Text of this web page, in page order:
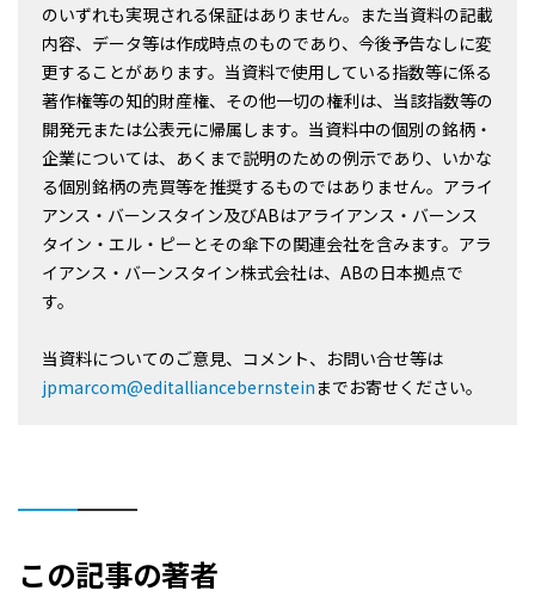
のいずれも実現される保証はありません。また当資料の記載
内容、データ等は作成時点のものであり、今後予告なしに変
更することがあります。当資料で使用している指数等に係る
著作権等の知的財産権、その他一切の権利は、当該指数等の
開発元または公表元に帰属します。当資料中の個別の銘柄・
企業については、あくまで説明のための例示であり、いかな
る個別銘柄の売買等を推奨するものではありません。アライ
アンス・バーンスタイン及びABはアライアンス・バーンス
タイン・エル・ピーとその傘下の関連会社を含みます。アラ
イアンス・バーンスタイン株式会社は、ABの日本拠点で
す。
当資料についてのご意見、コメント、お問い合せ等は
jpmarcom@editalliancebernsteinまでお寄せください。
この記事の著者